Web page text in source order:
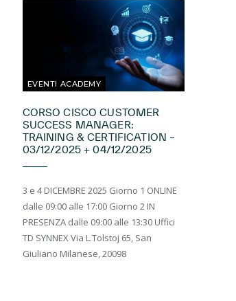
EVENTI ACADEMY
CORSO CISCO CUSTOMER
SUCCESS MANAGER:
TRAINING & CERTIFICATION –
03/12/2025 + 04/12/2025
3 e 4 DICEMBRE 2025 Giorno 1 ONLINE
dalle 09:00 alle 17:00 Giorno 2 IN
PRESENZA dalle 09:00 alle 13:30 Uffici
TD SYNNEX Via L.Tolstoj 65, San
Giuliano Milanese, 20098